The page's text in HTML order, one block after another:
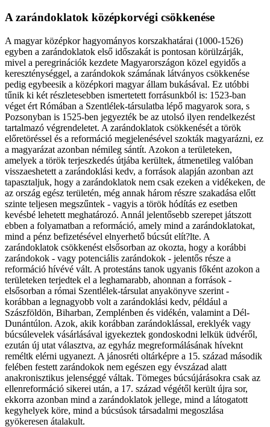
A zarándoklatok középkorvégi csökkenése
A magyar középkor hagyományos korszakhatárai (1000-1526)
egyben a zarándoklatok első időszakát is pontosan körülzárják,
mivel a peregrinációk kezdete Magyarországon közel egyidős a
kereszténységgel, a zarándokok számának látványos csökkenése
pedig egybeesik a középkori magyar állam bukásával. Ez utóbbi
tűnik ki két részletesebben ismertetett forrásunkból is: 1523-ban
véget ért Rómában a Szentlélek-társulatba lépő magyarok sora, s
Pozsonyban is 1525-ben jegyezték be az utolsó ilyen rendelkezést
tartalmazó végrendeletet. A zarándoklatok csökkenését a török
előretöréssel és a reformáció megjelenésével szokták magyarázni, ez
a magyarázat azonban némileg sántít. Azokon a területeken,
amelyek a török terjeszkedés útjába kerültek, átmenetileg valóban
visszaeshetett a zarándoklási kedv, a források alapján azonban azt
tapasztaljuk, hogy a zarándoklatok nem csak ezeken a vidékeken, de
az ország egész területén, még annak három részre szakadása előtt
szinte teljesen megszűntek - vagyis a török hódítás ez esetben
kevésbé lehetett meghatározó. Annál jelentősebb szerepet játszott
ebben a folyamatban a reformáció, amely mind a zarándoklatokat,
mind a pénz befizetésével elnyerhető búcsút elít?lte. A
zarándoklatok csökkenést elsősorban az okozta, hogy a korábbi
zarándokok - vagy potenciális zarándokok - jelentős része a
reformáció hívévé vált. A protestáns tanok ugyanis főként azokon a
területeken terjedtek el a leghamarabb, ahonnan a források -
elsősorban a római Szentlélek-társulat anyakönyve szerint -
korábban a legnagyobb volt a zarándoklási kedv, például a
Szászföldön, Biharban, Zemplénben és vidékén, valamint a Dél-
Dunántúlon. Azok, akik korábban zarándoklással, ereklyék vagy
búcsúlevelek vásárlásával igyekeztek gondoskodni lelkük üdvéről,
ezután új utat választva, az egyház megreformálásának híveknt
reméltk elérni ugyanezt. A jánosréti oltárképre a 15. század második
felében festett zarándokok nem egészen egy évszázad alatt
anakronisztikus jelenséggé váltak. Tömeges búcsújárásokra csak az
ellenreformáció sikerei után, a 17. század végétől került újra sor,
ekkorra azonban mind a zarándoklatok jellege, mind a látogatott
kegyhelyek köre, mind a búcsúsok társadalmi megoszlása
gyökeresen átalakult.